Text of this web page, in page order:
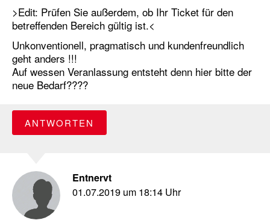
>Edit: Prüfen Sie außerdem, ob Ihr Ticket für den
betreffenden Bereich gültig ist.<
Unkonventionell, pragmatisch und kundenfreundlich
geht anders !!!
Auf wessen Veranlassung entsteht denn hier bitte der
neue Bedarf????
ANTWORTEN
Entnervt
01.07.2019 um 18:14 Uhr